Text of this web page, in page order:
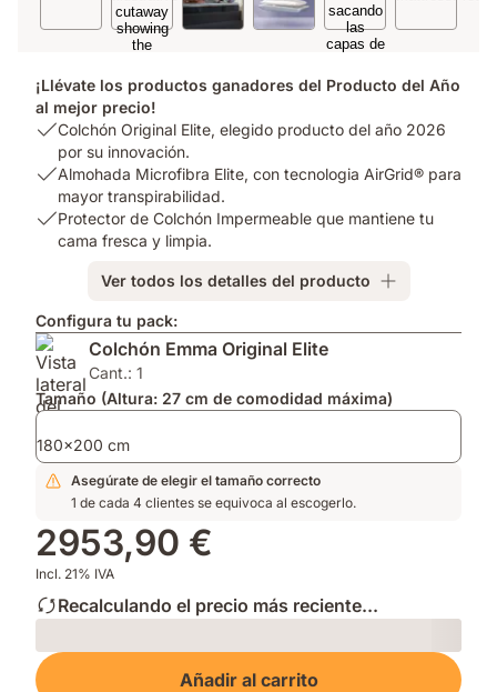
¡Llévate los productos ganadores del Producto del Año
al mejor precio!
USP
Colchón
Original
Elite,
elegido
2026
por
su
innovación.
Colchón Original Elite, elegido producto del año 2026
por su innovación.
USP
Almohada
Microfibra
AirGrid®
para
mayor
transpirabilidad.
Almohada Microfibra Elite, con tecnologia AirGrid® para
mayor transpirabilidad.
USP
Impermeable
que
mantiene
tu
cama
fresca
y
limpia.
Protector de Colchón Impermeable que mantiene tu
cama fresca y limpia.
Ver todos los detalles del producto
Configura tu pack:
Colchón Emma Original Elite
Cant.: 1
Tamaño (Altura: 27 cm de comodidad máxima)
180x200 cm
Asegúrate de elegir el tamaño correcto
1 de cada 4 clientes se equivoca al escogerlo.
2953,90 €
Incl. 21% IVA
Recalculando el precio más reciente...
Loading
Añadir al carrito